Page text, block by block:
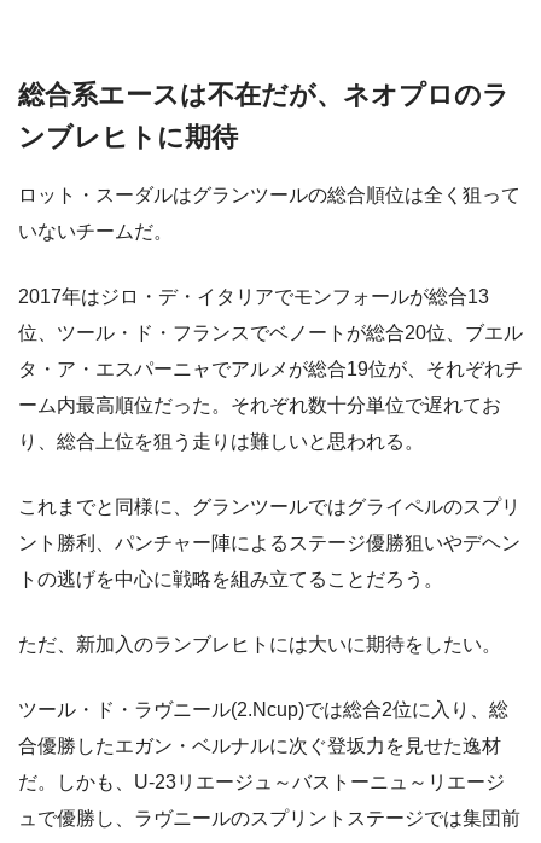
総合系エースは不在だが、ネオプロのラ
ンブレヒトに期待
ロット・スーダルはグランツールの総合順位は全く狙って
いないチームだ。
2017年はジロ・デ・イタリアでモンフォールが総合13
位、ツール・ド・フランスでベノートが総合20位、ブエル
タ・ア・エスパーニャでアルメが総合19位が、それぞれチ
ーム内最高順位だった。それぞれ数十分単位で遅れてお
り、総合上位を狙う走りは難しいと思われる。
これまでと同様に、グランツールではグライペルのスプリ
ント勝利、パンチャー陣によるステージ優勝狙いやデヘン
トの逃げを中心に戦略を組み立てることだろう。
ただ、新加入のランブレヒトには大いに期待をしたい。
ツール・ド・ラヴニール(2.Ncup)では総合2位に入り、総
合優勝したエガン・ベルナルに次ぐ登坂力を見せた逸材
だ。しかも、U-23リエージュ～バストーニュ～リエージ
ュで優勝し、ラヴニールのスプリントステージでは集団前